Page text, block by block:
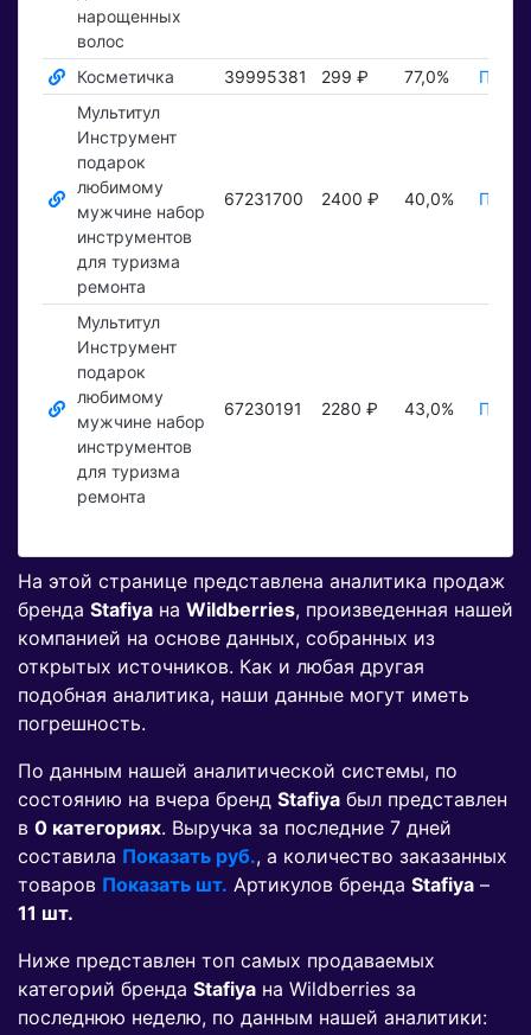
нарощенных
волос
Косметичка 39995381 299 ₽ 77,0%
Мультитул
Инструмент
подарок
любимому
мужчине набор
инструментов
для туризма
ремонта
67231700 2400 ₽ 40,0%
Мультитул
Инструмент
подарок
любимому
мужчине набор
инструментов
для туризма
ремонта
67230191 2280 ₽ 43,0%
На этой странице представлена аналитика продаж
бренда Stafiya на Wildberries, произведенная нашей
компанией на основе данных, собранных из
открытых источников. Как и любая другая
подобная аналитика, наши данные могут иметь
погрешность.
По данным нашей аналитической системы, по
состоянию на вчера бренд Stafiya был представлен
в 0 категориях. Выручка за последние 7 дней
составила Показать руб., а количество заказанных
товаров Показать шт. Артикулов бренда Stafiya –
11 шт.
Ниже представлен топ самых продаваемых
категорий бренда Stafiya на Wildberries за
последнюю неделю, по данным нашей аналитики: